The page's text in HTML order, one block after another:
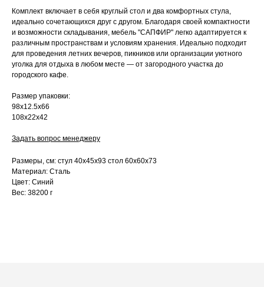
Комплект включает в себя круглый стол и два комфортных стула,
идеально сочетающихся друг с другом. Благодаря своей компактности
и возможности складывания, мебель "САПФИР" легко адаптируется к
различным пространствам и условиям хранения. Идеально подходит
для проведения летних вечеров, пикников или организации уютного
уголка для отдыха в любом месте — от загородного участка до
городского кафе.
Размер упаковки:
98х12.5х66
108х22х42
Задать вопрос менеджеру
Размеры, см: стул 40х45х93 стол 60х60х73
Материал: Сталь
Цвет: Синий
Вес: 38200 г